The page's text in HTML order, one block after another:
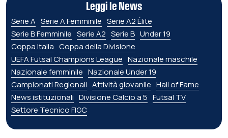
Leggi le News
Serie A Serie A Femminile Serie A2 Élite
Serie B Femminile Serie A2 Serie B Under 19
Coppa Italia Coppa della Divisione
UEFA Futsal Champions League Nazionale maschile
Nazionale femminile Nazionale Under 19
Campionati Regionali Attività giovanile Hall of Fame
News istituzionali Divisione Calcio a 5 Futsal TV
Settore Tecnico FIGC